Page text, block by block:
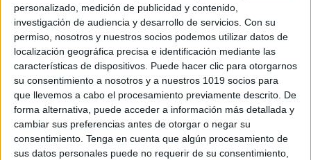
personalizado, medición de publicidad y contenido,
investigación de audiencia y desarrollo de servicios. Con su
permiso, nosotros y nuestros socios podemos utilizar datos de
localización geográfica precisa e identificación mediante las
características de dispositivos. Puede hacer clic para otorgarnos
su consentimiento a nosotros y a nuestros 1019 socios para
que llevemos a cabo el procesamiento previamente descrito. De
forma alternativa, puede acceder a información más detallada y
cambiar sus preferencias antes de otorgar o negar su
consentimiento. Tenga en cuenta que algún procesamiento de
sus datos personales puede no requerir de su consentimiento,